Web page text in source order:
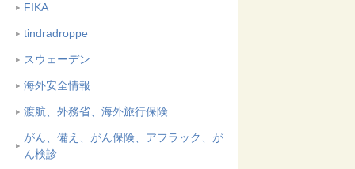
FIKA
tindradroppe
スウェーデン
海外安全情報
渡航、外務省、海外旅行保険
がん、備え、がん保険、アフラック、が
ん検診